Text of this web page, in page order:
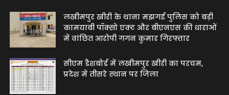
लखीमपुर खीरी के थाना मझगई पुलिस को बड़ी
कामयाबी पॉक्सो एक्ट और बीएनएस की धाराओं
में वांछित आरोपी गगन कुमार गिरफ्तार
सीएम डैशबोर्ड में लखीमपुर खीरी का परचम,
प्रदेश में तीसरे स्थान पर जिला